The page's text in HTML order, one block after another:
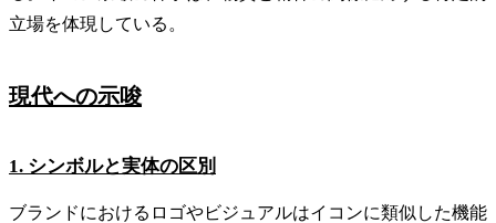
立場を体現している。
現代への示唆
1. シンボルと実体の区別
ブランドにおけるロゴやビジュアルはイコンに類似した機能